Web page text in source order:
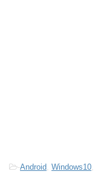
-Android Windows10